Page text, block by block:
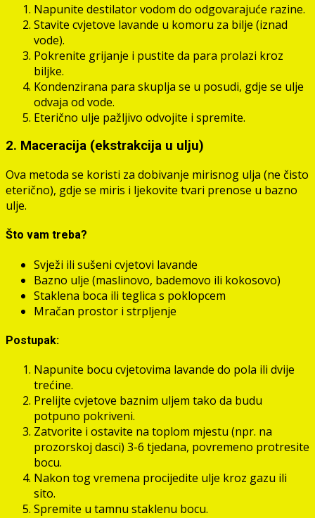
Napunite destilator vodom do odgovarajuće razine.
Stavite cvjetove lavande u komoru za bilje (iznad
vode).
Pokrenite grijanje i pustite da para prolazi kroz
biljke.
Kondenzirana para skuplja se u posudi, gdje se ulje
odvaja od vode.
Eterično ulje pažljivo odvojite i spremite.
2. Maceracija (ekstrakcija u ulju)
Ova metoda se koristi za dobivanje mirisnog ulja (ne čisto
eterično), gdje se miris i ljekovite tvari prenose u bazno
ulje.
Što vam treba?
Svježi ili sušeni cvjetovi lavande
Bazno ulje (maslinovo, bademovo ili kokosovo)
Staklena boca ili teglica s poklopcem
Mračan prostor i strpljenje
Postupak:
Napunite bocu cvjetovima lavande do pola ili dvije
trećine.
Prelijte cvjetove baznim uljem tako da budu
potpuno pokriveni.
Zatvorite i ostavite na toplom mjestu (npr. na
prozorskoj dasci) 3-6 tjedana, povremeno protresite
bocu.
Nakon tog vremena procijedite ulje kroz gazu ili
sito.
Spremite u tamnu staklenu bocu.